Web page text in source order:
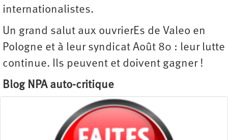
internationalistes.
Un grand salut aux ouvrierEs de Valeo en
Pologne et à leur syndicat Août 80 : leur lutte
continue. Ils peuvent et doivent gagner !
Blog NPA auto-critique